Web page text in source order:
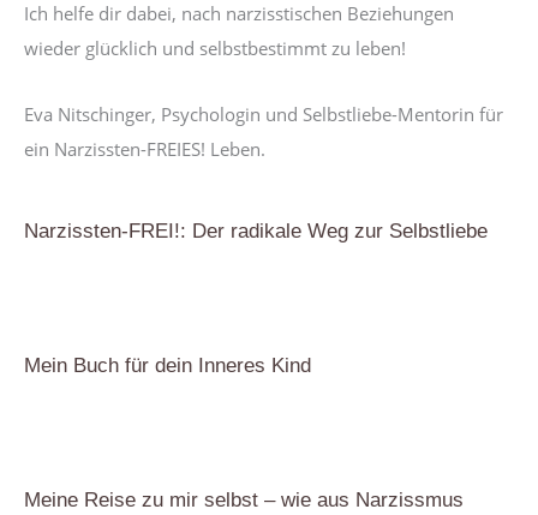
Ich helfe dir dabei, nach narzisstischen Beziehungen
wieder glücklich und selbstbestimmt zu leben!
Eva Nitschinger, Psychologin und Selbstliebe-Mentorin für
ein Narzissten-FREIES! Leben.
Narzissten-FREI!: Der radikale Weg zur Selbstliebe
Mein Buch für dein Inneres Kind
Meine Reise zu mir selbst – wie aus Narzissmus